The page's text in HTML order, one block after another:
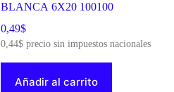
BLANCA 6X20 100100
0,49$
0,44$ precio sin impuestos nacionales
Añadir al carrito